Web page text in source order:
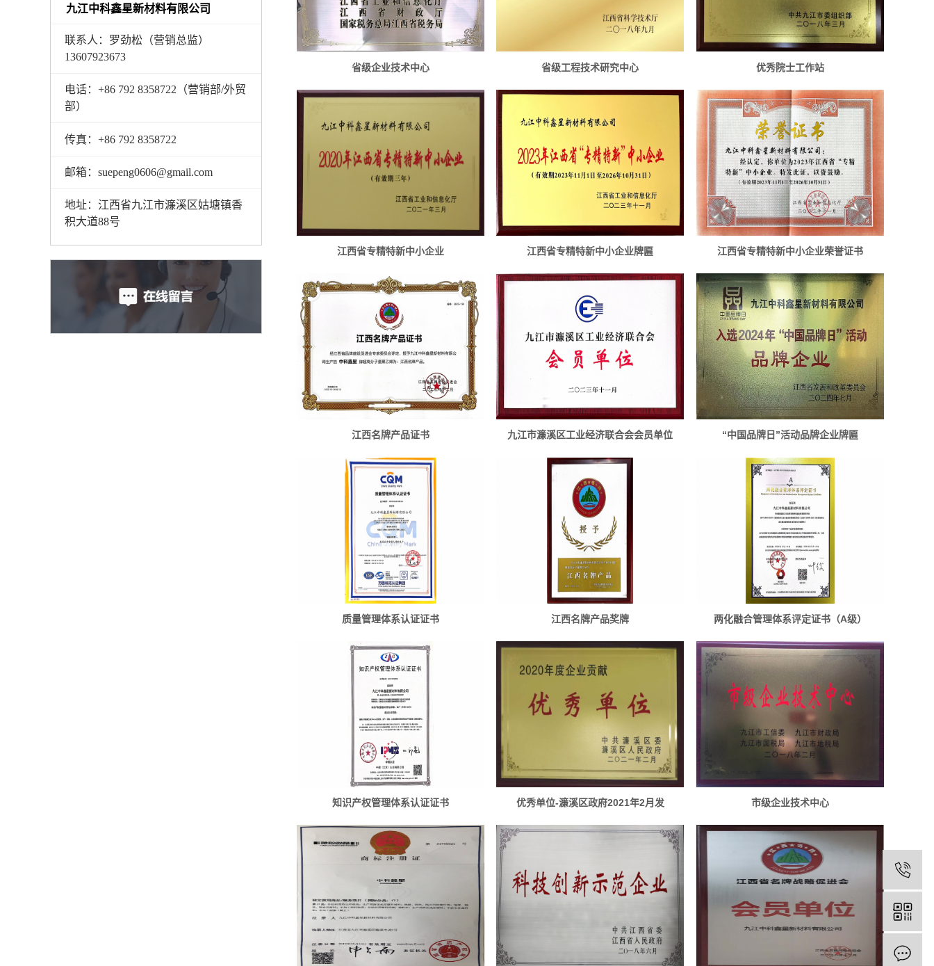
九江中科鑫星新材料有限公司
联系人：罗劲松（营销总监）
13607923673
电话：+86 792 8358722（营销部/外贸
部）
传真：+86 792 8358722
邮箱：suepeng0606@gmail.com
地址：江西省九江市濂溪区姑塘镇香
积大道88号
省级企业技术中心 省级工程技术研究中心 优秀院士工作站
江西省专精特新中小企业 江西省专精特新中小企业牌匾 江西省专精特新中小企业荣誉证书
江西名牌产品证书 九江市濂溪区工业经济联合会会员单位 “中国品牌日”活动品牌企业牌匾
质量管理体系认证证书 江西名牌产品奖牌 两化融合管理体系评定证书（A级）
知识产权管理体系认证证书 优秀单位-濂溪区政府2021年2月发 市级企业技术中心